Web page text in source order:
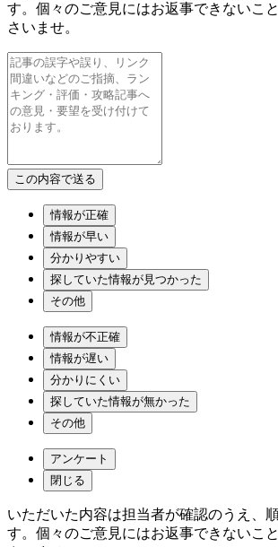
す。個々のご意見にはお返事できないこ
さいませ。
情報が正確
情報が早い
分かりやすい
探していた情報が見つかった
その他
情報が不正確
情報が遅い
分かりにくい
探していた情報が無かった
その他
アンケート
閉じる
いただいた内容は担当者が確認のうえ、
す。個々のご意見にはお返事できないこ